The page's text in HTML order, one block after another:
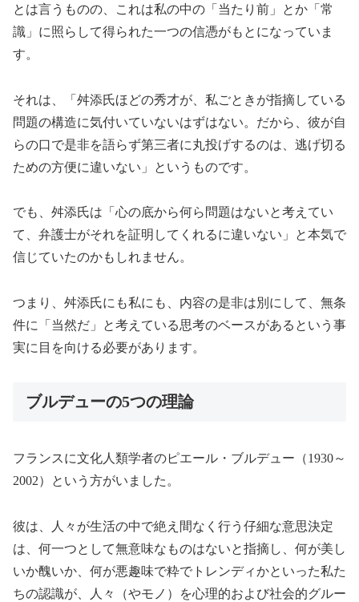
とは言うものの、これは私の中の「当たり前」とか「常
識」に照らして得られた一つの信憑がもとになっていま
す。
それは、「舛添氏ほどの秀才が、私ごときが指摘している
問題の構造に気付いていないはずはない。だから、彼が自
らの口で是非を語らず第三者に丸投げするのは、逃げ切る
ための方便に違いない」というものです。
でも、舛添氏は「心の底から何ら問題はないと考えてい
て、弁護士がそれを証明してくれるに違いない」と本気で
信じていたのかもしれません。
つまり、舛添氏にも私にも、内容の是非は別にして、無条
件に「当然だ」と考えている思考のベースがあるという事
実に目を向ける必要があります。
ブルデューの5つの理論
フランスに文化人類学者のピエール・ブルデュー（1930～
2002）という方がいました。
彼は、人々が生活の中で絶え間なく行う仔細な意思決定
は、何一つとして無意味なものはないと指摘し、何が美し
いか醜いか、何が悪趣味で粋でトレンディかといった私た
ちの認識が、人々（やモノ）を心理的および社会的グルー